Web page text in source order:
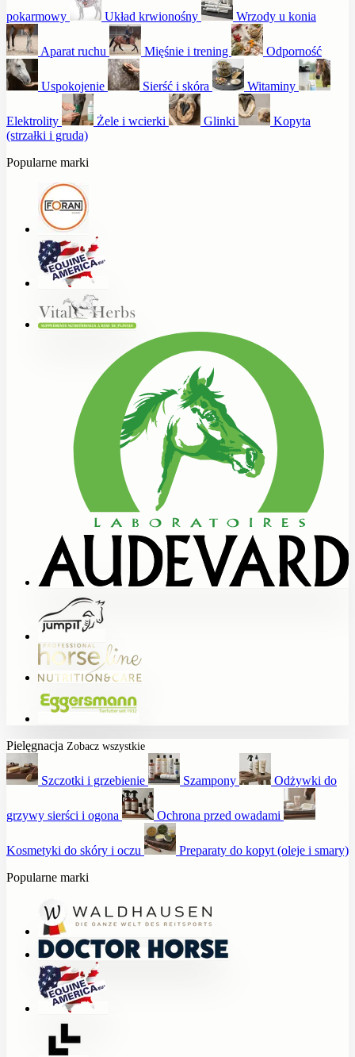
pokarmowy Układ krwionośny Wrzody u konia
Aparat ruchu Mięśnie i trening Odporność
Uspokojenie Sierść i skóra Witaminy
Elektrolity Żele i wcierki Glinki
Kopyta
(strzałki i gruda)
Popularne marki
Pielęgnacja Zobacz wszystkie
Szczotki i grzebienie Szampony Odżywki do
grzywy sierści i ogona Ochrona przed owadami
Kosmetyki do skóry i oczu
Preparaty do kopyt (oleje i smary)
Popularne marki